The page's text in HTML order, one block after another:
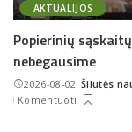
AKTUALIJOS
Popierinių sąskaitų
nebegausime
2026-08-02Posted
by
Šilutės
Komentuoti